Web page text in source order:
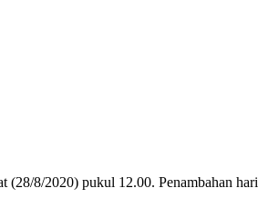
8/2020) pukul 12.00. Penambahan